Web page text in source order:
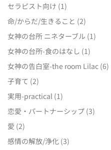
セラピスト向け (1)
命/からだ/生きること (2)
女神の台所 ニネターブル (1)
女神の台所-食のはなし (1)
女神の告白室-the room Lilac (6)
子育て (2)
実用-practical (1)
恋愛・パートナーシップ (3)
愛 (2)
感情の解放/浄化 (3)